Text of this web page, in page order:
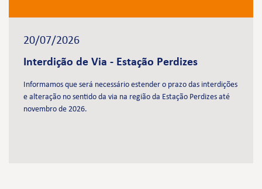
20/07/2026
Interdição de Via - Estação Perdizes
Informamos que será necessário estender o prazo das interdições
e alteração no sentido da via na região da Estação Perdizes até
novembro de 2026.